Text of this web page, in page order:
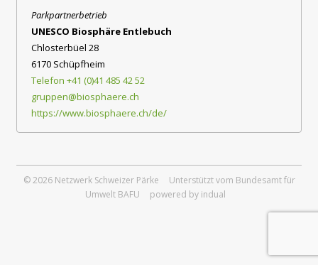
Parkpartnerbetrieb
UNESCO Biosphäre Entlebuch
Chlosterbüel 28
6170 Schüpfheim
Telefon +41 (0)41 485 42 52
gruppen@biosphaere.ch
https://www.biosphaere.ch/de/
© 2026 Netzwerk Schweizer Pärke
Unterstützt vom Bundesamt für
Umwelt BAFU
powered by indual